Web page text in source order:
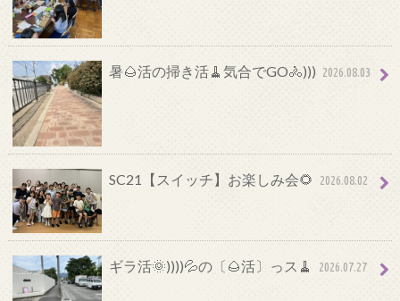
暑🌰活の掃き活🧹気合でGO🚴))) 2026.08.03
SC21【スイッチ】お楽しみ会🌻 2026.08.02
ギラ活🌞))))💦の〔🌰活〕っス🧹 2026.07.27